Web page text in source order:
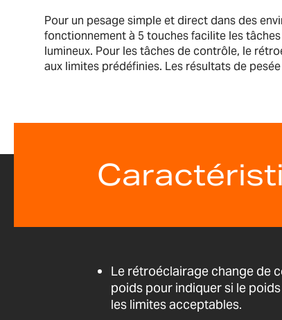
Pour un pesage simple et direct dans des
fonctionnement à 5 touches facilite les
lumineux. Pour les tâches de contrôle, le
aux limites prédéfinies. Les résultats de
Le rétroéclairage change de
poids pour indiquer si le
les limites acceptables.